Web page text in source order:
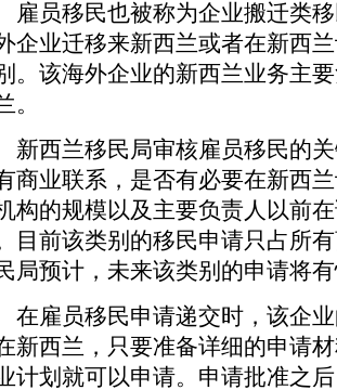
员移民也被称为企业搬迁类移
企业迁移来新西兰或者在新西
。该海外企业的新西兰业务主
。
西兰移民局审核雇员移民的关
商业联系，是否有必要在新西
构的规模以及主要负责人以前
目前该类别的移民申请只占所
局预计，未来该类别的申请将
雇员移民申请递交时，该企业
新西兰，只要准备详细的申请
计划就可以申请。申请批准之